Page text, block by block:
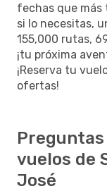
fechas que más
si lo necesitas,
155,000 rutas,
¡tu próxima
¡Reserva tu
ofertas!
vuelos de
José